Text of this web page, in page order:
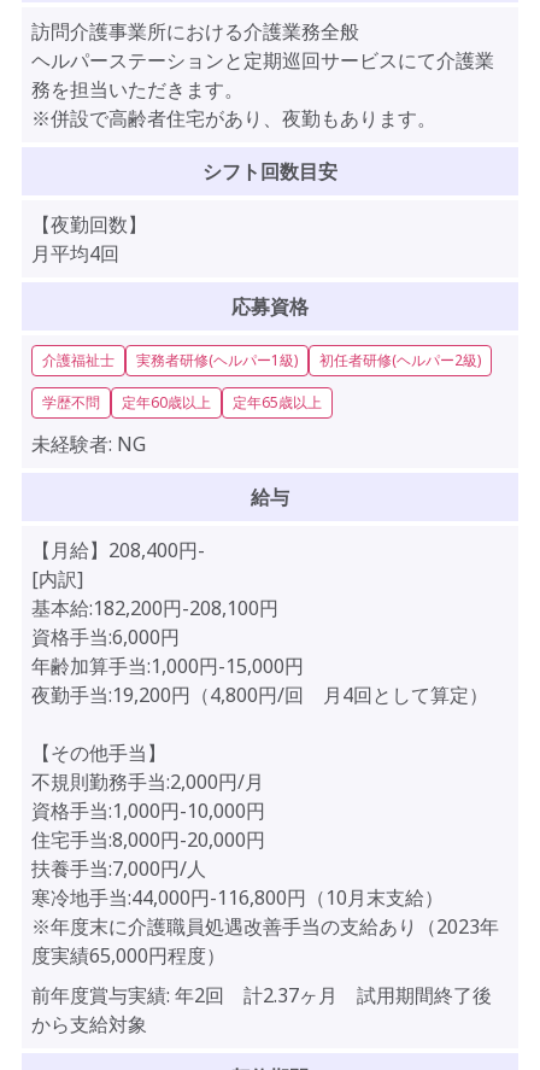
訪問介護事業所における介護業務全般
ヘルパーステーションと定期巡回サービスにて介護業
務を担当いただきます。
※併設で高齢者住宅があり、夜勤もあります。
シフト回数目安
【夜勤回数】
月平均4回
応募資格
介護福祉士 実務者研修(ヘルパー1級) 初任者研修(ヘルパー2級)
学歴不問 定年60歳以上 定年65歳以上
未経験者: NG
給与
【月給】208,400円-
[内訳]
基本給:182,200円-208,100円
資格手当:6,000円
年齢加算手当:1,000円-15,000円
夜勤手当:19,200円（4,800円/回 月4回として算定）
【その他手当】
不規則勤務手当:2,000円/月
資格手当:1,000円-10,000円
住宅手当:8,000円-20,000円
扶養手当:7,000円/人
寒冷地手当:44,000円-116,800円（10月末支給）
※年度末に介護職員処遇改善手当の支給あり（2023年
度実績65,000円程度）
前年度賞与実績: 年2回 計2.37ヶ月 試用期間終了後
から支給対象